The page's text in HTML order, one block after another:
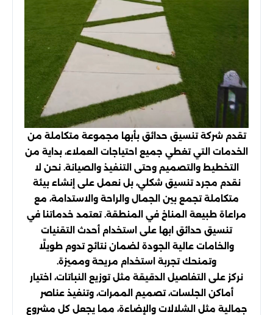
تقدم شركة تنسيق حدائق بأبها مجموعة متكاملة من
الخدمات التي تغطي جميع احتياجات العملاء، بداية من
التخطيط والتصميم وحتى التنفيذ والصيانة. نحن لا
نقدم مجرد تنسيق شكلي، بل نعمل على إنشاء بيئة
متكاملة تجمع بين الجمال والراحة والاستدامة، مع
مراعاة طبيعة المناخ في المنطقة. تعتمد خدماتنا في
تنسيق حدائق ابها على استخدام أحدث التقنيات
والخامات عالية الجودة لضمان نتائج تدوم طويلًا
وتمنحك تجربة استخدام مريحة ومميزة.
نركز على التفاصيل الدقيقة مثل توزيع النباتات، اختيار
أماكن الجلسات، تصميم الممرات، وتنفيذ عناصر
جمالية مثل الشلالات والإضاءة، مما يجعل كل مشروع